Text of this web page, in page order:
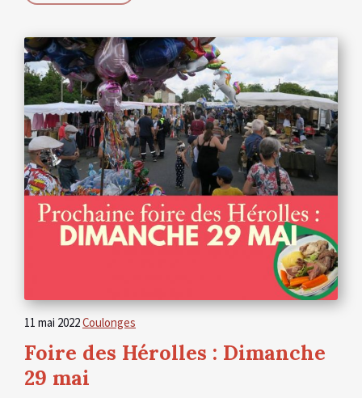
11 mai 2022Coulonges
Foire des Hérolles : Dimanche
29 mai